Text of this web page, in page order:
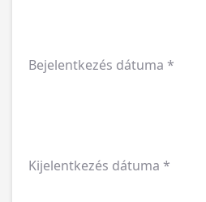
Bejelentkezés dátuma *
Kijelentkezés dátuma *